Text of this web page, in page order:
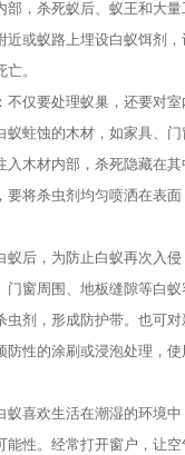
部，杀死蚁后、蚁王和大
近或蚁路上埋设白蚁饵剂
。
不仅要处理蚁巢，还要对
蚁蛀蚀的木材，如家具、
入木材内部，杀死隐藏在其
要将杀虫剂均匀喷洒在表
蚁后，为防止白蚁再次入
门窗周围、地板缝隙等白
虫剂，形成防护带。也可
防性的涂刷或浸泡处理，使
蚁喜欢生活在潮湿的环境
能性。经常打开窗户，让